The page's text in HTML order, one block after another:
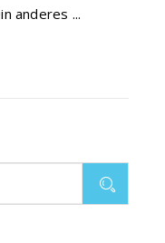
anderes ...